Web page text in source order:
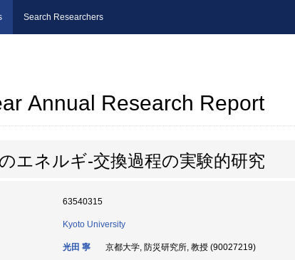
Search Researchers
Annual Research Report
エネルギ-交換過程の実験的研究
63540315
Kyoto University
光田 寧 京都大学, 防災研究所, 教授 (90027219)